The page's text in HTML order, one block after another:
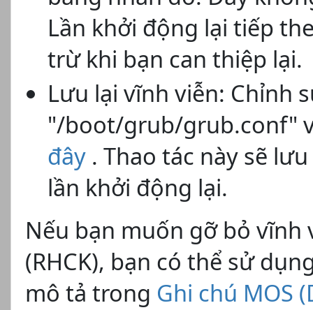
Lần khởi động lại tiếp
trừ khi bạn can thiệp lại.
Lưu lại vĩnh viễn: Chỉnh
"/boot/grub/grub.conf"
đây . Thao tác này sẽ
lần khởi động lại.
Nếu bạn muốn gỡ bỏ
(RHCK), bạn có thể sử
mô tả trong Ghi chú MOS